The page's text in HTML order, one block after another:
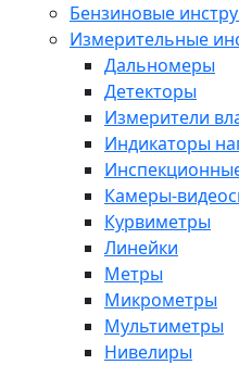
Бензиновые
Измерительные
Дальномеры
Детекторы
Измерители
Индикаторы
Камеры-
Курвиметры
Линейки
Метры
Микрометры
Мультиметры
Нивелиры